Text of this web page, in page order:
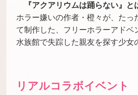
『アクアリウムは踊らない』と
ホラー嫌いの作者・橙々が、たっ
て制作した、フリーホラーアドベ
水族館で失踪した親友を探す少女
リアルコラボイベント